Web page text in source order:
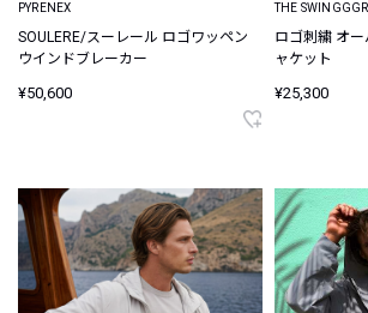
PYRENEX
SOULERE/スーレール ロゴワッペン
ウインドブレーカー
¥50,600
THE SWINGGGR
ロゴ刺繍 オ
ャケット
¥25,300